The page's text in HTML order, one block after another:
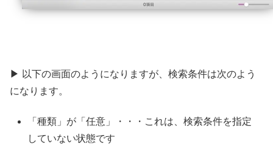
▶ 以下の画面のようになりますが、検索条件は次のよう
になります。
「種類」が「任意」・・・これは、検索条件を指定
していない状態です